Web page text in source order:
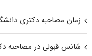
زمان مصاحبه دکتری
شانس قبولی در مصاحبه